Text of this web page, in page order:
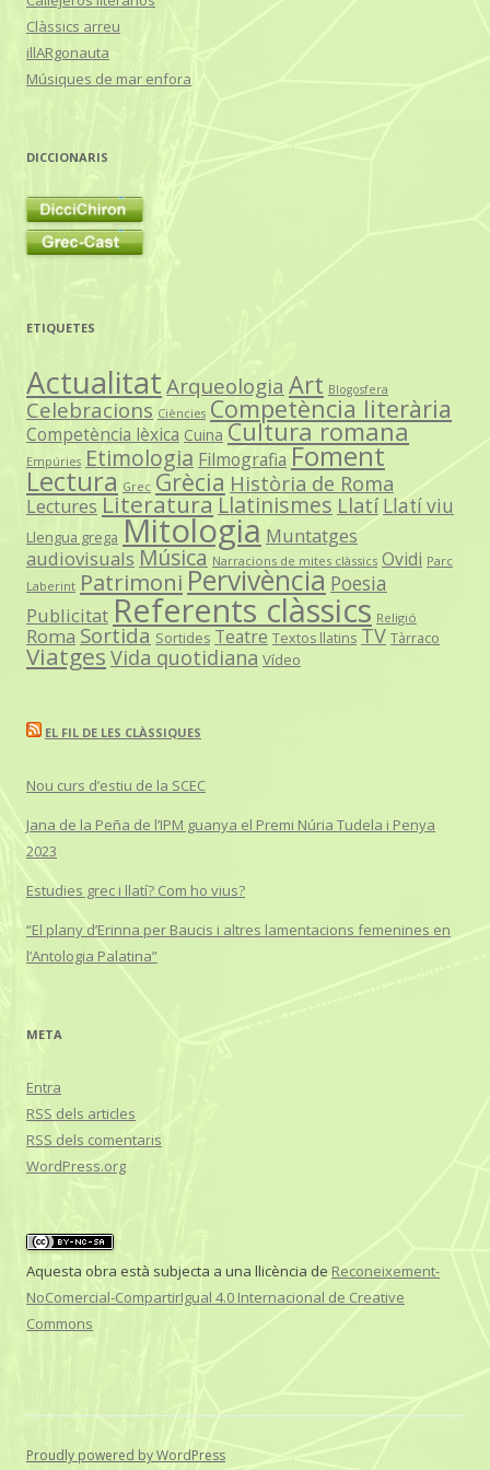
Clàssics arreu
illARgonauta
Músiques de mar enfora
DICCIONARIS
ETIQUETES
ActualitatArqueologia Art Blogosfera
Celebracions Ciències Competència literària
Competència lèxica Cuina Cultura romana
Empúries Etimologia Filmografia Foment
Lectura Grec Grècia Història de Roma
Lectures LiteraturaLlatinismes Llatí Llatí viu
Llengua grega Mitologia Muntatges
audiovisuals Música Narracions de mites clàssics Ovidi Parc
Laberint PatrimoniPervivència Poesia
PublicitatReferents clàssics Religió
Roma Sortida Sortides Teatre Textos llatins TV Tàrraco
Viatges Vida quotidiana Vídeo
EL FIL DE LES CLÀSSIQUES
Nou curs d’estiu de la SCEC
Jana de la Peña de l’IPM guanya el Premi Núria Tudela i Penya
2023
Estudies grec i llatí? Com ho vius?
“El plany d’Erinna per Baucis i altres lamentacions femenines en
l’Antologia Palatina”
META
Entra
RSS dels articles
RSS dels comentaris
WordPress.org
Aquesta obra està subjecta a una llicència de Reconeixement-
NoComercial-CompartirIgual 4.0 Internacional de Creative
Commons
Proudly powered by WordPress